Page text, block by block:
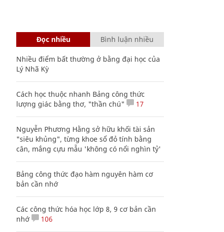
Đọc nhiều Bình luận nhiều
Nhiều điểm bất thường ở bằng đại học của
Lý Nhã Kỳ
Cách học thuộc nhanh Bảng công thức
lượng giác bằng thơ, "thần chú"
17
Nguyễn Phương Hằng sở hữu khối tài sản
"siêu khủng", từng khoe sổ đỏ tính bằng
cân, mắng cựu mẫu 'không có nổi nghìn tỷ'
Bảng công thức đạo hàm nguyên hàm cơ
bản cần nhớ
Các công thức hóa học lớp 8, 9 cơ bản cần
nhớ
106